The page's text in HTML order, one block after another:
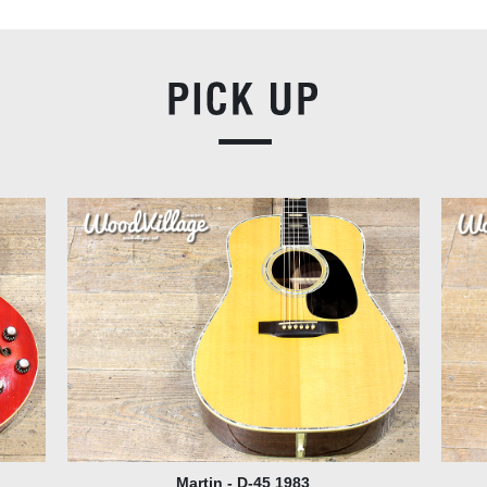
YAMAHA L-52 CUSTOM 1975